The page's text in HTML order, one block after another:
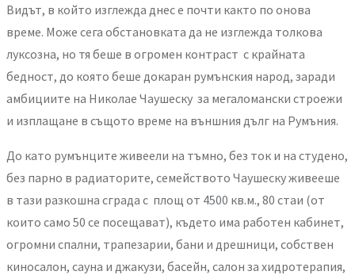
Видът, в който изглежда днес е почти както по онова
време. Може сега обстановката да не изглежда толкова
луксозна, но тя беше в огромен контраст с крайната
бедност, до която беше докаран румънския народ, заради
амбициите на Николае Чаушеску за мегаломански строежи
и изплащане в същото време на външния дълг на Румъния.
До като румънците живеели на тъмно, без ток и на студено,
без парно в радиаторите, семейството Чаушеску живееше
в тази разкошна сграда с площ от 4500 кв.м., 80 стаи (от
които само 50 се посещават), където има работен кабинет,
огромни спални, трапезарии, бани и дрешници, собствен
киносалон, сауна и джакузи, басейн, салон за хидротерапия,